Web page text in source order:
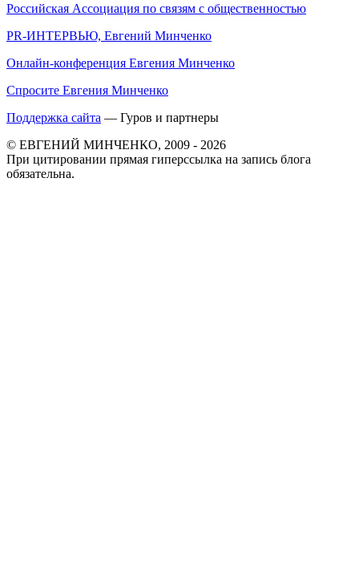
Российская Ассоциация по связям с общественностью
PR-ИНТЕРВЬЮ, Евгений Минченко
Онлайн-конференция Евгения Минченко
Спросите Евгения Минченко
Поддержка сайта — Гуров и партнеры
© ЕВГЕНИЙ МИНЧЕНКО, 2009 - 2026
При цитировании прямая гиперссылка на запись блога
обязательна.